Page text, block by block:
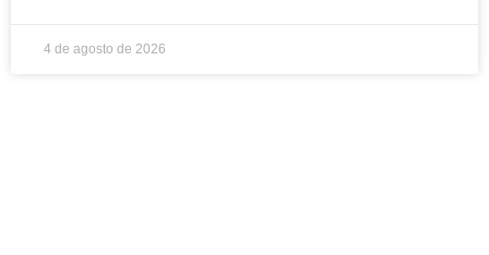
4 de agosto de 2026